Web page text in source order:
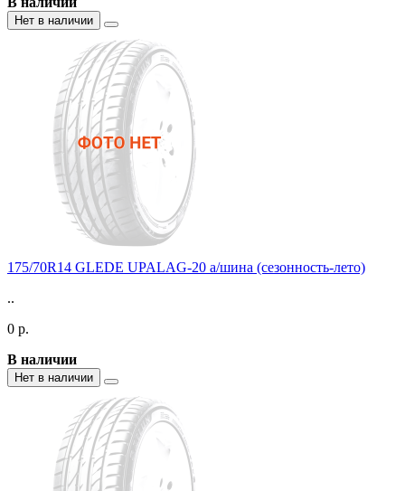
Нет в наличии
175/70R14 GLEDE UPALAG-20 а/шина (сезонность-лето)
..
0 р.
В наличии
Нет в наличии